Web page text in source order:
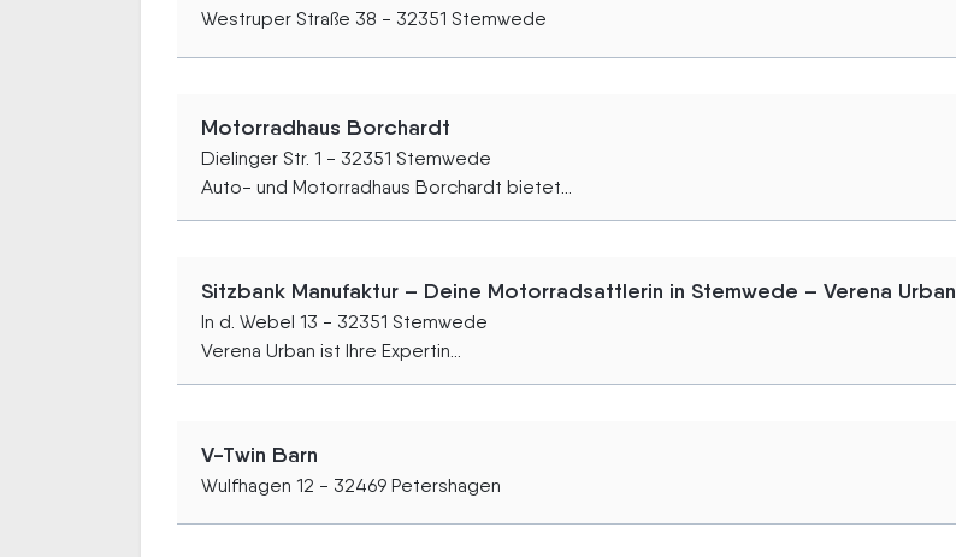
Westruper Straße 38 - 32351 Stemwede
Motorradhaus Borchardt
Dielinger Str. 1 - 32351 Stemwede
Auto- und Motorradhaus Borchardt bietet...
Sitzbank Manufaktur – Deine Motorradsattlerin in Stemwede – Verena Urban
In d. Webel 13 - 32351 Stemwede
Verena Urban ist Ihre Expertin...
V-Twin Barn
Wulfhagen 12 - 32469 Petershagen